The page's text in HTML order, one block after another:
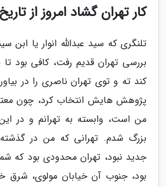
کار تهران گشاد امروز از
تلنگری که سید عبدالله انوار یا ابن
بررسی تهران قدیم رفت، کافی بود
کند ته و توی تهران ناصری را در
پژوهش هایش انتخاب کرد، چون
من است، وابسته به تهرانم و در
بزرگ شدم. تهرانی که من در
جدید نبود، تهران محدودی بود که
بود، جنوب آن خیابان مولوی، شرق